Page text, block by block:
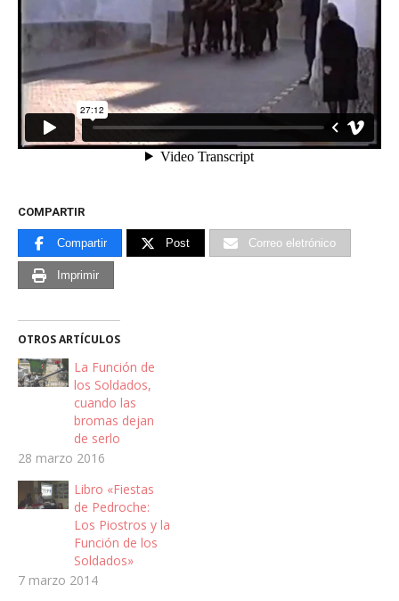
COMPARTIR
Compartir Post Correo eletrónico
Imprimir
OTROS ARTÍCULOS
La Función de
los Soldados,
cuando las
bromas dejan
de serlo
28 marzo 2016
Libro «Fiestas
de Pedroche:
Los Piostros y la
Función de los
Soldados»
7 marzo 2014